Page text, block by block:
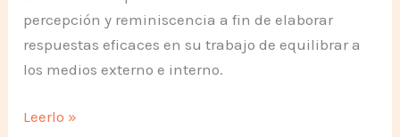
percepción y reminiscencia a fin de elaborar
respuestas eficaces en su trabajo de equilibrar a
los medios externo e interno.
Signos,
Leerlo »